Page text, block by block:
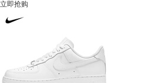
立即抢购